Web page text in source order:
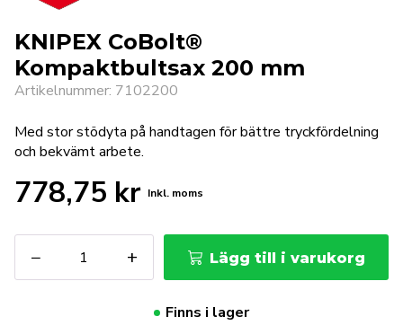
KNIPEX CoBolt®
Kompaktbultsax 200 mm
Artikelnummer: 7102200
Med stor stödyta på handtagen för bättre tryckfördelning
och bekvämt arbete.
778,75 kr Inkl. moms
−
CoBolt®
Kompaktbultsax
+ Lägg till i varukorg
Finns i lager